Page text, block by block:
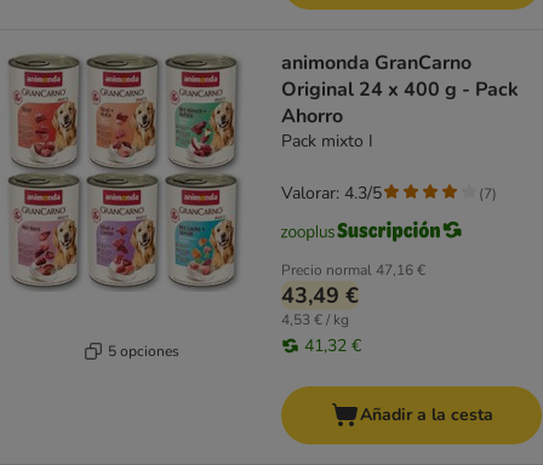
5 opciones
animonda GranCarno
Original 24 x 400 g - Pack
Ahorro
Pack mixto I
Precio normal47,16 €
43,49 €
4,53 € / kg
41,32 €
Valorar: 4.3/5 (7)
Añadir a la cesta